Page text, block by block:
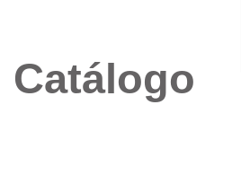
Catálogo